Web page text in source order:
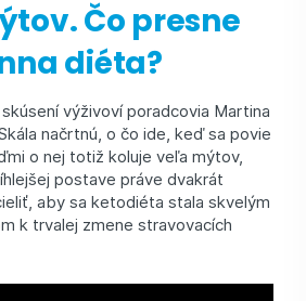
Čo presne
diéta?
výživoví poradcovia Martina
načrtnú, o čo ide, keď sa povie
o nej totiž koluje veľa mýtov,
postave práve dvakrát
aby sa ketodiéta stala skvelým
k trvalej zmene stravovacích